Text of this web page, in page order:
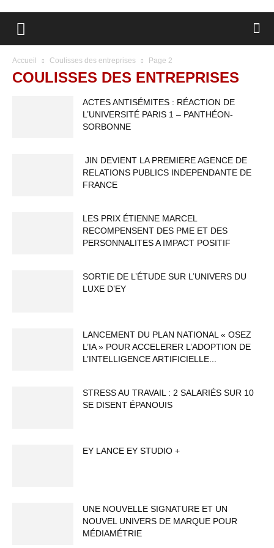
Accueil Coulisses des entreprises Page 2
COULISSES DES ENTREPRISES
ACTES ANTISÉMITES : RÉACTION DE
L’UNIVERSITÉ PARIS 1 – PANTHÉON-
SORBONNE
JIN DEVIENT LA PREMIERE AGENCE DE
RELATIONS PUBLICS INDEPENDANTE DE
FRANCE
LES PRIX ÉTIENNE MARCEL
RECOMPENSENT DES PME ET DES
PERSONNALITES A IMPACT POSITIF
SORTIE DE L’ÉTUDE SUR L’UNIVERS DU
LUXE D’EY
LANCEMENT DU PLAN NATIONAL « OSEZ
L’IA » POUR ACCELERER L’ADOPTION DE
L’INTELLIGENCE ARTIFICIELLE...
STRESS AU TRAVAIL : 2 SALARIÉS SUR 10
SE DISENT ÉPANOUIS
EY LANCE EY STUDIO +
UNE NOUVELLE SIGNATURE ET UN
NOUVEL UNIVERS DE MARQUE POUR
MÉDIAMÉTRIE